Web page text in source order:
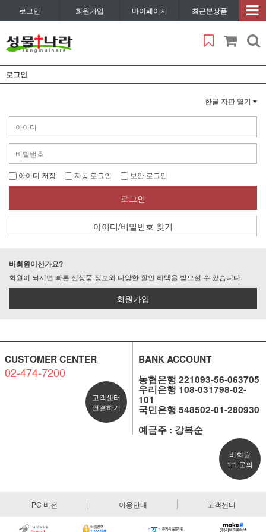
로그인 회원가입 마이페이지 최근본상품
로그인
한글 자판 열기
아이디 저장 자동 로그인 보안 로그인
로그인
아이디/비밀번호 찾기
비회원이신가요?
회원이 되시면 빠른 신상품 정보와 다양한 할인 혜택을 받으실 수 있습니다.
회원가입
CUSTOMER CENTER
02-474-7200
고객센터
연결하기
BANK ACCOUNT
농협은행 221093-56-063705
우리은행 108-031798-02-
101
국민은행 548502-01-280930
예금주 : 강복순
비회원
1:1 문의
PC 버전 이용안내 고객센터